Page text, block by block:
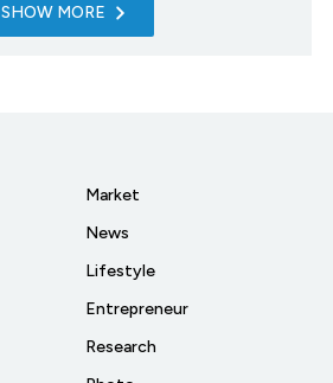
SHOW MORE
Market
News
Lifestyle
Entrepreneur
Research